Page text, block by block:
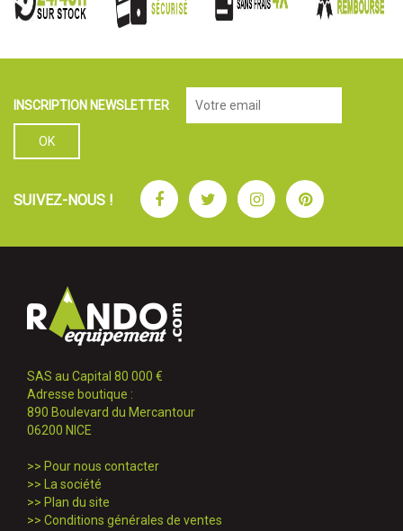
INSCRIPTION NEWSLETTER
SUIVEZ-NOUS ! FacebookTwitterInstagramPinterest
SAS au Capital 80 000 €
Adresse boutique :
890 Boulevard du Mercantour
06200 NICE
>> Pour nous contacter
>> La société
>> Plan du site
>> Conditions générales de ventes